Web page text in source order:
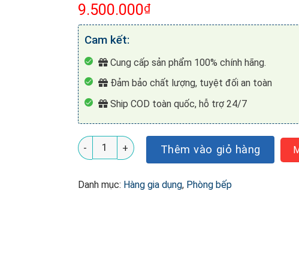
9.500.000₫
Cam kết:
Cung cấp sản phẩm 100% chính hãng.
Đảm bảo chất lượng, tuyệt đối an toàn
Ship COD toàn quốc, hỗ trợ 24/7
Máy sữa hạt đa năng KU DKS1281 số lượng
Thêm vào giỏ hàng
Danh mục: Hàng gia dụng, Phòng bếp